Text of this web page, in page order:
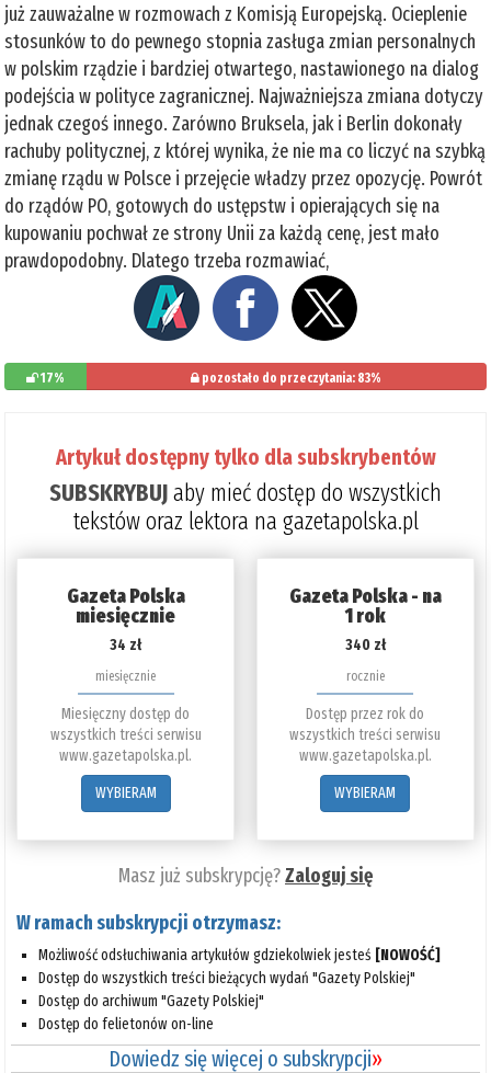
już zauważalne w rozmowach z Komisją Europejską. Ocieplenie
stosunków to do pewnego stopnia zasługa zmian personalnych
w polskim rządzie i bardziej otwartego, nastawionego na dialog
podejścia w polityce zagranicznej. Najważniejsza zmiana dotyczy
jednak czegoś innego. Zarówno Bruksela, jak i Berlin dokonały
rachuby politycznej, z której wynika, że nie ma co liczyć na szybką
zmianę rządu w Polsce i przejęcie władzy przez opozycję. Powrót
do rządów PO, gotowych do ustępstw i opierających się na
kupowaniu pochwał ze strony Unii za każdą cenę, jest mało
prawdopodobny. Dlatego trzeba rozmawiać,
17% pozostało do przeczytania: 83%
Artykuł dostępny tylko dla subskrybentów
SUBSKRYBUJaby mieć dostęp do wszystkich
tekstów oraz lektora na gazetapolska.pl
Gazeta Polska
miesięcznie
34 zł
miesięcznie
Miesięczny dostęp do
wszystkich treści serwisu
www.gazetapolska.pl.
WYBIERAM
Gazeta Polska - na
1 rok
340 zł
rocznie
Dostęp przez rok do
wszystkich treści serwisu
www.gazetapolska.pl.
WYBIERAM
Masz już subskrypcję?Zaloguj się
W ramach subskrypcji otrzymasz:
Możliwość odsłuchiwania artykułów gdziekolwiek jesteś [NOWOŚĆ]
Dostęp do wszystkich treści bieżących wydań "Gazety Polskiej"
Dostęp do archiwum "Gazety Polskiej"
Dostęp do felietonów on-line
Dowiedz się więcej o subskrypcji»